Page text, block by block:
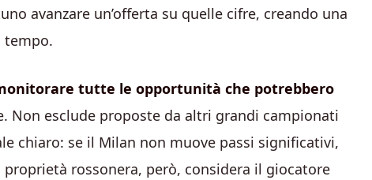
avanzare un’offerta su quelle cifre, creando una
tempo.
tutte le opportunità che potrebbero
Non esclude proposte da altri grandi campionati
chiaro: se il Milan non muove passi significativi,
proprietà rossonera, però, considera il giocatore